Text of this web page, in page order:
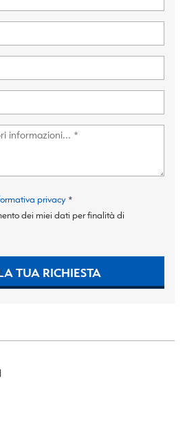
privacy *
dei miei dati per finalità di
TUA RICHIESTA